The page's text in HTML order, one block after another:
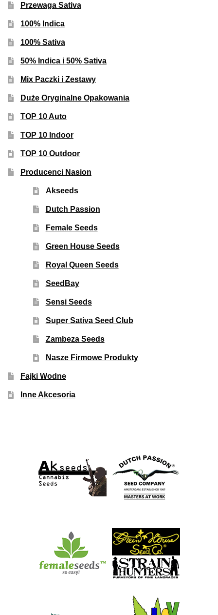
Przewaga Sativa
100% Indica
100% Sativa
50% Indica i 50% Sativa
Mix Paczki i Zestawy
Duże Oryginalne Opakowania
TOP 10 Auto
TOP 10 Indoor
TOP 10 Outdoor
Producenci Nasion
Akseeds
Dutch Passion
Female Seeds
Green House Seeds
Royal Queen Seeds
SeedBay
Sensi Seeds
Super Sativa Seed Club
Zambeza Seeds
Nasze Firmowe Produkty
Fajki Wodne
Inne Akcesoria